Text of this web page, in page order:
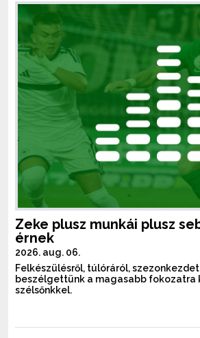
Zeke plusz munkái plusz
érnek
2026. aug. 06.
Felkészülésről, túlóráról,
beszélgettünk a magasabb fokozatra
szélsőnkkel.